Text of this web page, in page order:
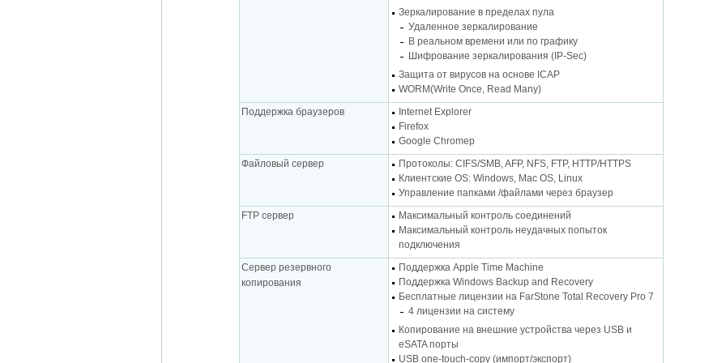
Зеркалирование в пределах пула
Удаленное зеркалирование
В реальном времени или по графику
Шифрование зеркалирования (IP-Sec)
Защита от вирусов на основе ICAP
WORM(Write Once, Read Many)
Поддержка браузеров
Internet Explorer
Firefox
Google Chromeр
Файловый сервер
Протоколы: CIFS/SMB, AFP, NFS, FTP, HTTP/HTTPS
Клиентские OS: Windows, Mac OS, Linux
Управление папками /файлами через браузер
FTP сервер
Максимальный контроль соединений
Максимальный контроль неудачных попыток
подключения
Сервер резервного
копирования
Поддержка Apple Time Machine
Поддержка Windows Backup and Recovery
Бесплатные лицензии на FarStone Total Recovery Pro 7
4 лицензии на систему
Копирование на внешние устройства через USB и
eSATA порты
USB one-touch-copy (импорт/экспорт)